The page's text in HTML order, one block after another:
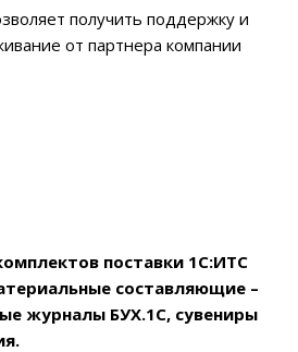
получить поддержку и
от партнера компании
поставки 1С:ИТС
составляющие –
журналы БУХ.1С, сувениры